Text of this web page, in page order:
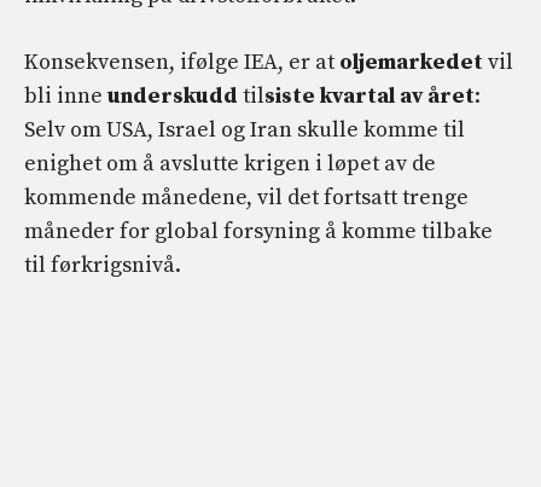
Konsekvensen, ifølge IEA, er at oljemarkedetvil
bli inne underskudd tilsiste kvartal av året:
Selv om USA, Israel og Iran skulle komme til
enighet om å avslutte krigen i løpet av de
kommende månedene, vil det fortsatt trenge
måneder for global forsyning å komme tilbake
til førkrigsnivå.